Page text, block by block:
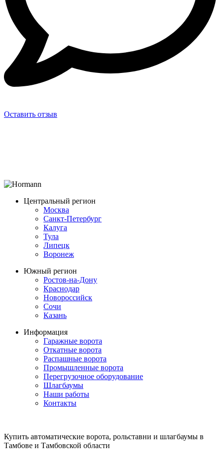
Оставить отзыв
Центральный регион
Москва
Санкт-Петербург
Калуга
Тула
Липецк
Воронеж
Южный регион
Ростов-на-Дону
Краснодар
Новороссийск
Сочи
Казань
Информация
Гаражные ворота
Откатные ворота
Распашные ворота
Промышленные ворота
Перегрузочное оборудование
Шлагбаумы
Наши работы
Контакты
Купить автоматические ворота, рольставни и шлагбаумы в
Тамбове и Тамбовской области